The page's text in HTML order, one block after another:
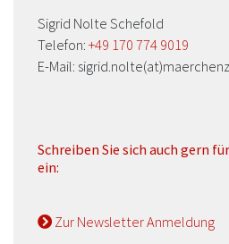
Sigrid Nolte Schefold
Telefon:+49 170 774 9019
E-Mail:
Schreiben Sie sich auch gern
ein:
Zur Newsletter Anmeldung